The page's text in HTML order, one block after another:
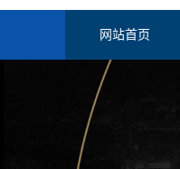
网站首页